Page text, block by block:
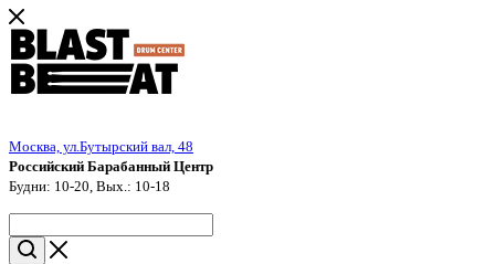
Москва, ул.Бутырский вал, 48
Российский Барабанный Центр
Будни: 10-20, Вых.: 10-18